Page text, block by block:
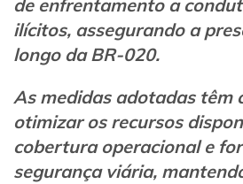
de enfrentamento a
ilícitos, assegurando a
longo da BR-020.
As medidas adotadas têm
otimizar os recursos
cobertura operacional e
segurança viária,